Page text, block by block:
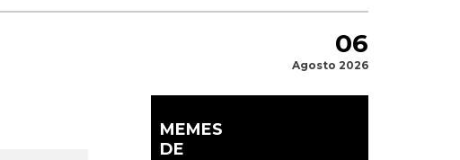
06
Agosto 2026
MEMES
DE